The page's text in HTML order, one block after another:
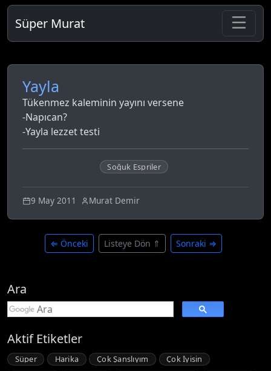
Süper Murat
Yayla
Tükenmez kaleminin yayını versene
-Napıcan?
-Yayla lezzet testi
Soğuk Espriler
9 May 2011 Murat Demir
⇐ Önceki Listeye Dön ⇑ Sonraki ⇒
Ara
Aktif Etiketler
Süper Harika Çok Şanslıyım
Çok İyisin